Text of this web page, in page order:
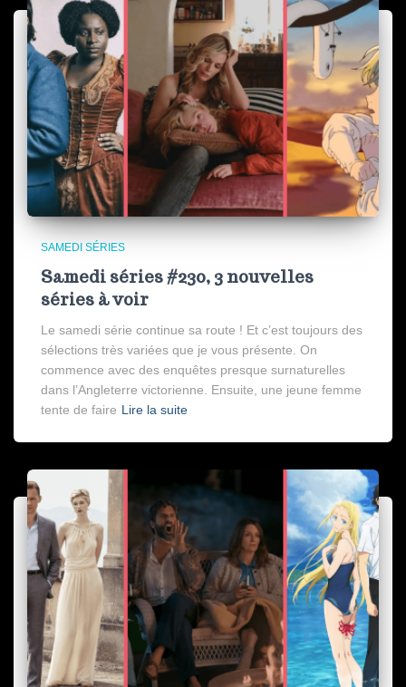
SAMEDI SÉRIES
Samedi séries #230, 3 nouvelles
séries à voir
Le samedi série continue sa route ! Et c’est toujours des
sélections très variées que je vous présente. On
commence avec des enquêtes presque surnaturelles
dans l’Angleterre victorienne. Ensuite, une jeune femme
tente de faire Lire la suite